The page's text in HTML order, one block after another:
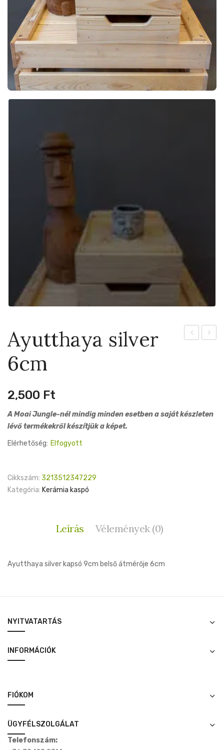
Ayutthaya silver
6cm
2,500 Ft
A Moai Jungle-nél mindig minden esetben a saját készleten
lévő termékekről készítjük a képet.
Elérhetőség: Elfogyott
Cikkszám: 3213512347229
Kategória: Kerámia kaspó
Leírás Vélemények (0)
Ayutthaya silver kapsó 9cm belső átmérője 6cm
NYITVATARTÁS
INFORMÁCIÓK
FIÓKOM
ÜGYFÉLSZOLGÁLAT
Telefonszám: